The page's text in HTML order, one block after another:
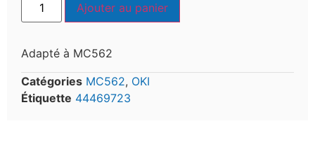
Ajouter au panier
Adapté à MC562
Catégories MC562, OKI
Étiquette 44469723